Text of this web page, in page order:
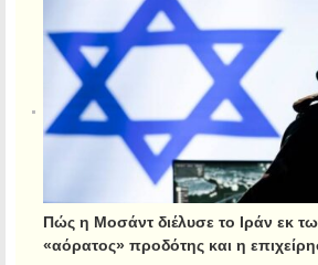
Πώς η Μοσάντ διέλυσε το Ιράν εκ
«αόρατος» προδότης και η